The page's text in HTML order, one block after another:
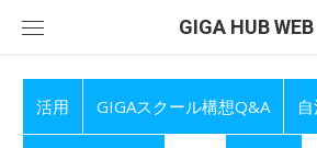
GIGA HUB WEB
活用 GIGAスクール構想Q&A